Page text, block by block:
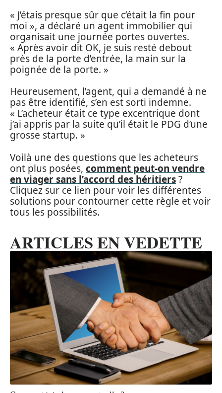
« J’étais presque sûr que c’était la fin pour
moi », a déclaré un agent immobilier qui
organisait une journée portes ouvertes.
« Après avoir dit OK, je suis resté debout
près de la porte d’entrée, la main sur la
poignée de la porte. »
Heureusement, l’agent, qui a demandé à ne
pas être identifié, s’en est sorti indemne.
« L’acheteur était ce type excentrique dont
j’ai appris par la suite qu’il était le PDG d’une
grosse startup. »
Voilà une des questions que les acheteurs
ont plus posées, comment peut-on vendre
en viager sans l’accord des héritiers?
Cliquez sur ce lien pour voir les différentes
solutions pour contourner cette règle et voir
tous les possibilités.
ARTICLES EN VEDETTE